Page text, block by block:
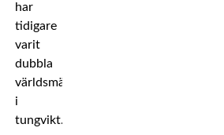
har
tidigare
varit
dubbla
världsmästare
i
tungvikt.